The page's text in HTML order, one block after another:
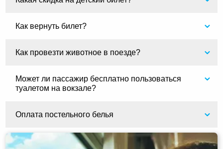
Как вернуть билет?
Как провезти животное в поезде?
Может ли пассажир бесплатно пользоваться
туалетом на вокзале?
Оплата постельного белья